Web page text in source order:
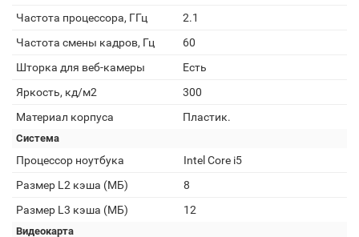
Частота процессора, ГГц
2.1
Частота смены кадров, Гц
60
Шторка для веб-камеры
Есть
Яркость, кд/м2
300
Материал корпуса
Пластик.
Система
Процессор ноутбука
Intel Core i5
Размер L2 кэша (МБ)
8
Размер L3 кэша (МБ)
12
Видеокарта